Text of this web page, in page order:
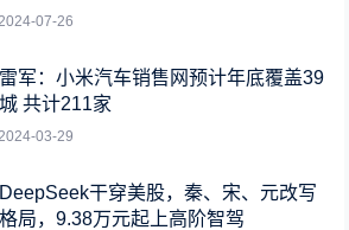
07-26
雷军：小米汽车销售网预计年底覆盖39
城 共计211家
03-29
DeepSeek干穿美股，秦、宋、元改写
格局，9.38万元起上高阶智驾